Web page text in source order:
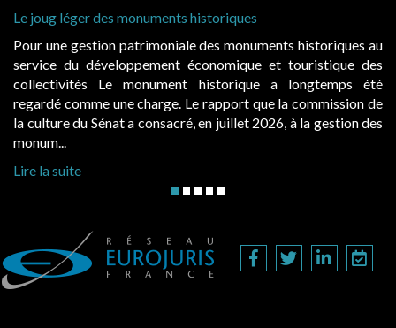
au
des
été
de
des
Cabines de plage : le juge admet des redevances
Evocatrices des bains de mer, les cabanes de plage
également un beau sujet domanial. Installées sur le
public, elles donnent lieu au paiement d’une
d’occupation. Saisies par des occupants contestant de
hausses, les juridictions administratives ont clarifié les règ...
Lire la suite